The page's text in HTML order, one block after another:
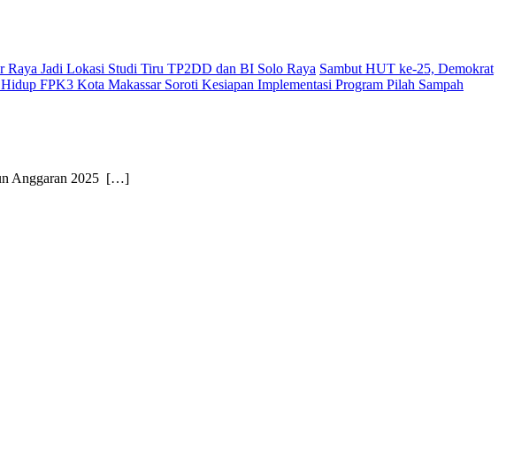
Raya Jadi Lokasi Studi Tiru TP2DD dan BI Solo Raya Sambut HUT ke-25, Demokrat
FPK3 Kota Makassar Soroti Kesiapan Implementasi Program Pilah Sampah
Anggaran 2025 […]